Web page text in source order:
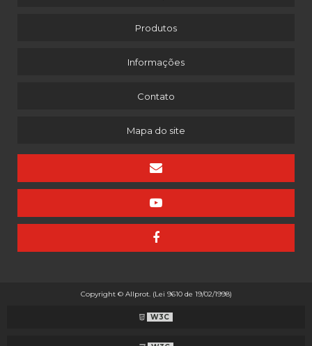
Produtos
Informações
Contato
Mapa do site
Copyright © Allprot. (Lei 9610 de 19/02/1998)
W3C